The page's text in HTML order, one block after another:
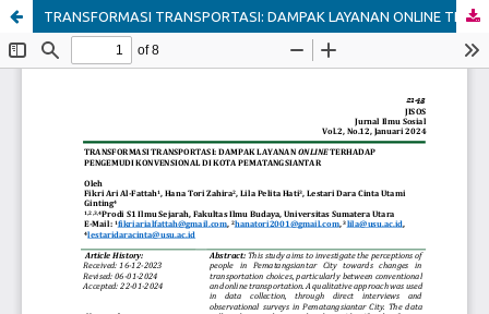
TRANSFORMASI TRANSPORTASI: DAMPAK LAYANAN ONLINE TERHADAP PENGEMUDI KONVENSIONAL DI KOTA PEMATANGSIANTAR